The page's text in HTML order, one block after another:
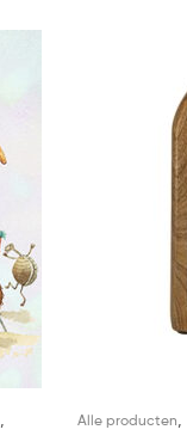
, Alle producten,